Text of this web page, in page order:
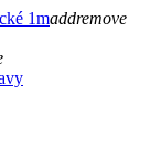
1maddremove